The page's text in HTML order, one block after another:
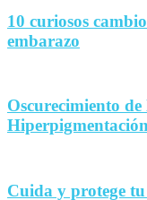
10 curiosos
embarazo
Oscurecimiento
Hiperpigmentación
Cuida y protege